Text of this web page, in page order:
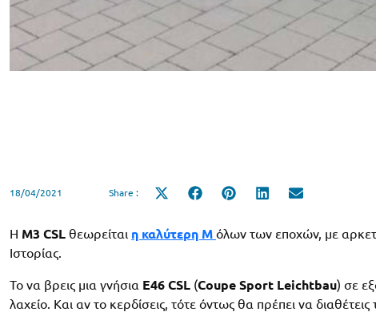
18/04/2021 Share :
Share
Share
Share
Share
Η M3 CSL θεωρείται η καλύτερη M όλων των εποχών, με
Ιστορίας.
Το να βρεις μια γνήσια E46 CSL (Coupe Sport Leichtbau) σε
λαχείο. Και αν το κερδίσεις, τότε όντως θα πρέπει να